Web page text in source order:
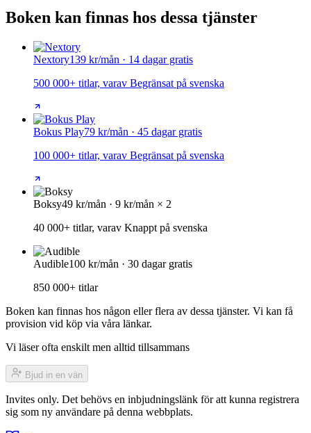
Boken kan finnas hos dessa tjänster
Nextory139 kr/mån · 14 dagar gratis
500 000+ titlar, varav Begränsat på svenska
Bokus Play79 kr/mån · 45 dagar gratis
100 000+ titlar, varav Begränsat på svenska
Boksy49 kr/mån · 9 kr/mån × 2
40 000+ titlar, varav Knappt på svenska
Audible100 kr/mån · 30 dagar gratis
850 000+ titlar
Boken kan finnas hos någon eller flera av dessa tjänster. Vi kan få
provision vid köp via våra länkar.
Vi läser ofta enskilt men alltid tillsammans
Bjud in en vän
Invites only. Det behövs en inbjudningslänk för att kunna registrera
sig som ny användare på denna webbplats.